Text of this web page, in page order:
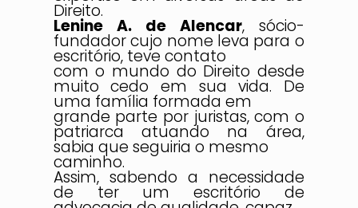
Direito.
Lenine A. de Alencar, sócio-
fundador cujo nome leva para o
escritório, teve contato
com o mundo do Direito desde
muito cedo em sua vida. De
uma família formada em
grande parte por juristas, com o
patriarca atuando na área,
sabia que seguiria o mesmo
caminho.
Assim, sabendo a necessidade
de ter um escritório de